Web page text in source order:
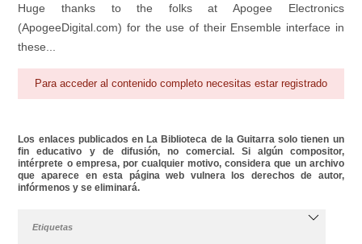
Huge thanks to the folks at Apogee Electronics
(ApogeeDigital.com) for the use of their Ensemble interface in
these...
Para acceder al contenido completo necesitas estar registrado
Los enlaces publicados en La Biblioteca de la Guitarra solo tienen un
fin educativo y de difusión, no comercial. Si algún compositor,
intérprete o empresa, por cualquier motivo, considera que un archivo
que aparece en esta página web vulnera los derechos de autor,
infórmenos y se eliminará.
Etiquetas